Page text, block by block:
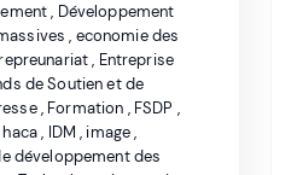
, Développement
, economie des
, Entreprise
de Soutien et de
, Formation , FSDP ,
haca, IDM , image,
développement des